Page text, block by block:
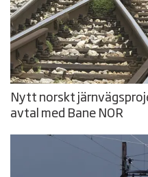
Nytt norskt
avtal med Bane NOR